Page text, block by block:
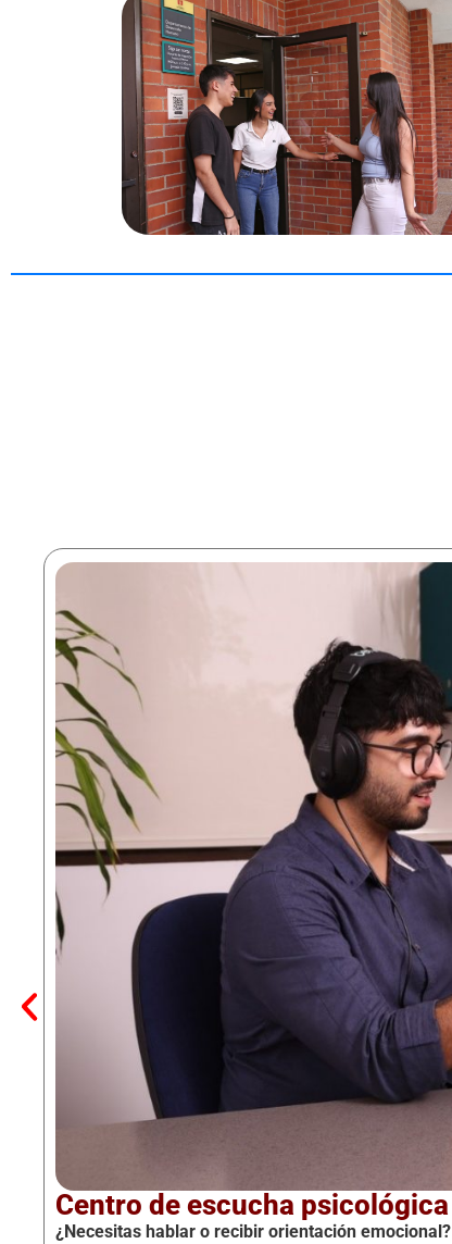
Centro de escucha psicológica
¿Necesitas hablar o recibir orientación emocional?